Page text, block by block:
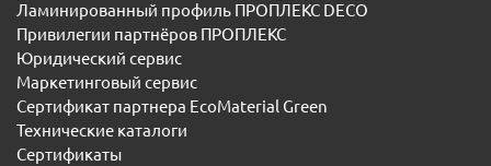
Ламинированный профиль ПРОПЛЕКС DECO
Привилегии партнёров ПРОПЛЕКС
Юридический сервис
Маркетинговый сервис
Сертификат партнера EcoMaterial Green
Технические каталоги
Сертификаты